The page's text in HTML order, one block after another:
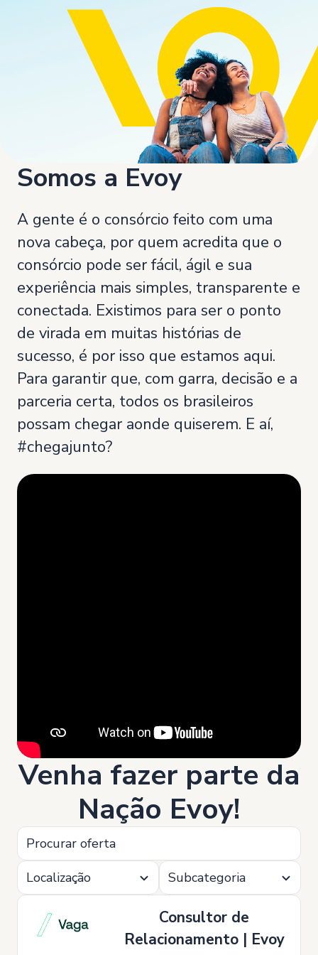
Somos a Evoy
A gente é o consórcio feito com uma
nova cabeça, por quem acredita que o
consórcio pode ser fácil, ágil e sua
experiência mais simples, transparente e
conectada. Existimos para ser o ponto
de virada em muitas histórias de
sucesso, é por isso que estamos aqui.
Para garantir que, com garra, decisão e a
parceria certa, todos os brasileiros
possam chegar aonde quiserem. E aí,
#chegajunto?
Venha fazer parte da
Nação Evoy!
Localização Subcategoria
Consultor de
Relacionamento | Evoy